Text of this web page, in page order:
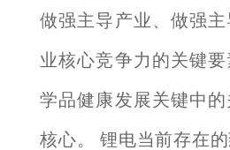
做强主导产业、做强
业核心竞争力的关键
学品健康发展关键中
核心。 锂电当前存在